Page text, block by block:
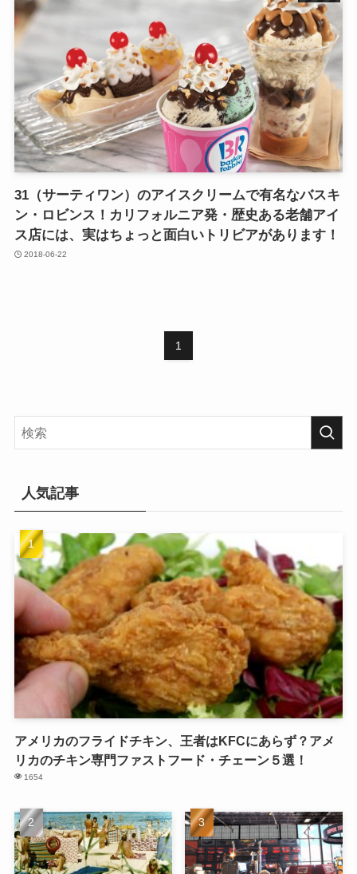
31（サーティワン）のアイスクリームで有名なバスキ
ン・ロビンス！カリフォルニア発・歴史ある老舗アイ
ス店には、実はちょっと面白いトリビアがあります！
2018-06-22
1
人気記事
アメリカのフライドチキン、王者はKFCにあらず？アメ
リカのチキン専門ファストフード・チェーン５選！
1654